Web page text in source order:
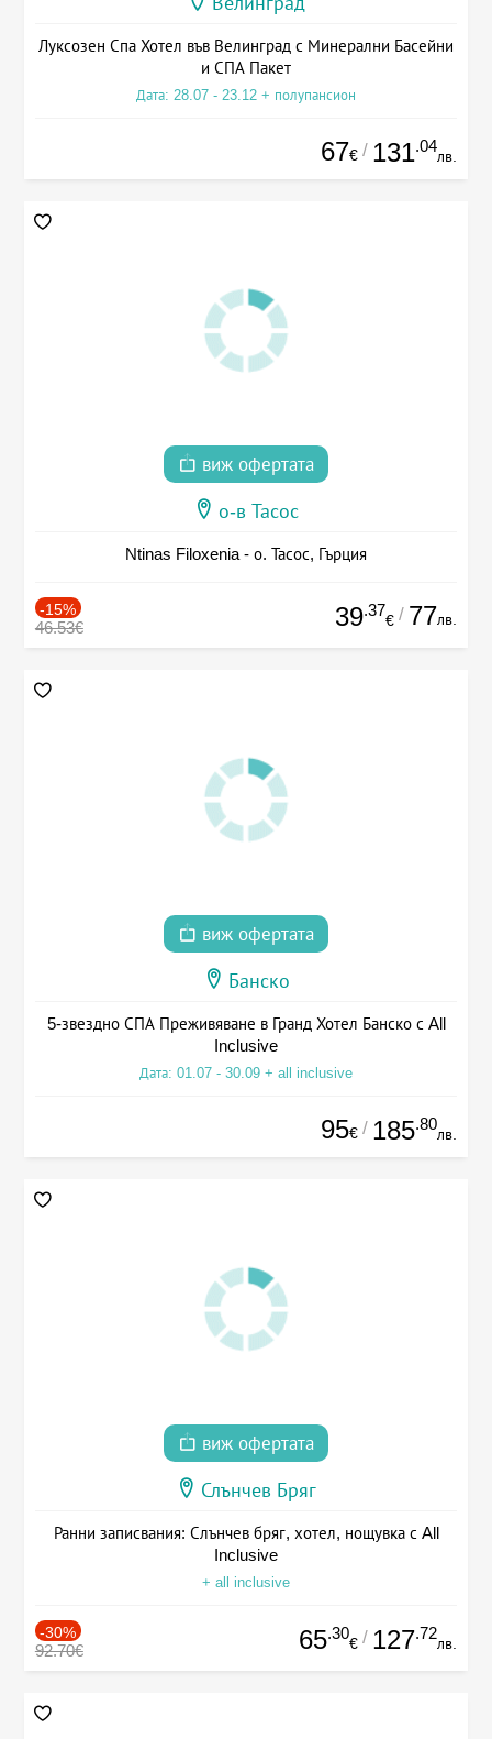
Луксозен Спа Хотел във Велинград с Минерални Басейни
и СПА Пакет
Дата: 28.07 - 23.12 + полупансион
67€ / 131.04
лв.
виж офертата
о-в Тасос
Ntinas Filoxenia - о. Тасос, Гърция
-15%
46.53€ 39.37
€ / 77лв.
виж офертата
Банско
5-звездно СПА Преживяване в Гранд Хотел Банско с All
Inclusive
Дата: 01.07 - 30.09 + all inclusive
95€ / 185.80
лв.
виж офертата
Слънчев Бряг
Ранни записвания: Слънчев бряг, хотел, нощувка с All
Inclusive
+ all inclusive
-30%
92.70€ 65.30
€ / 127.72
лв.